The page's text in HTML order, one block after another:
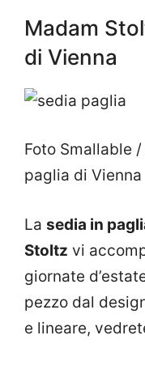
Madam
di Vienna
Foto Smallable
paglia di Vienna
La sedia in
Stoltz vi
giornate
pezzo dal
e lineare,